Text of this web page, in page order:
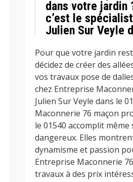
dans votre jardin
c’est le
Julien Sur Veyle
Pour que votre jardin
décidez de créer des
vos travaux pose de
chez Entreprise
Julien Sur Veyle dans le
Maconnerie 76 maçon
le 01540 accomplit
dangereux. Elles
dynamisme et passion
Entreprise Maconnerie
travaux à des prix